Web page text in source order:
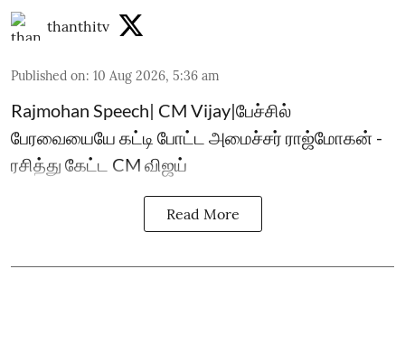
thanthitv
Published on: 10 Aug 2026, 5:36 am
Rajmohan Speech| CM Vijay|பேச்சில்
பேரவையையே கட்டி போட்ட அமைச்சர் ராஜ்மோகன் -
ரசித்து கேட்ட CM விஜய்
Read More